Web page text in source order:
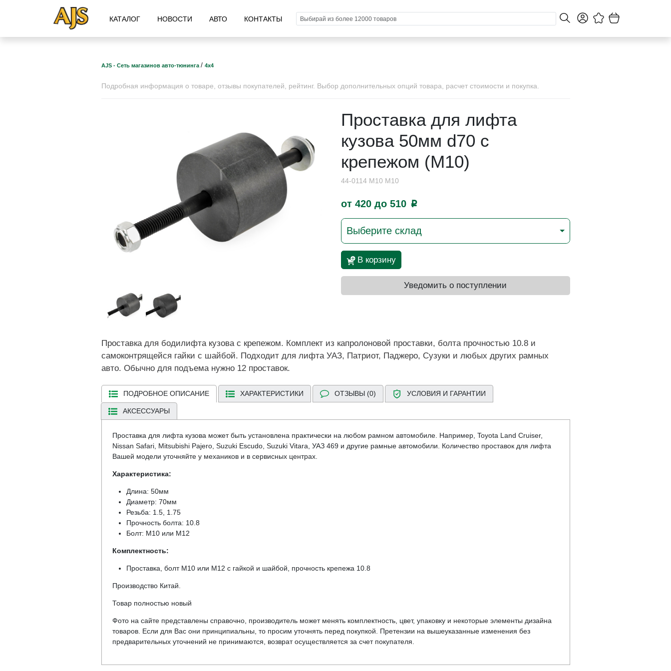
КАТАЛОГ НОВОСТИ АВТО КОНТАКТЫ
AJS - Сеть магазинов авто-тюнинга / 4х4
Подробная информация о товаре, отзывы покупателей, рейтинг. Выбор дополнительных опций товара, расчет стоимости и покупка.
Проставка для лифта
кузова 50мм d70 с
крепежом (М10)
44-0114 M10 М10
от 420 до 510 p
Выберите склад
В корзину
Уведомить о поступлении
Проставка для бодилифта кузова с крепежом. Комплект из капролоновой проставки, болта прочностью 10.8 и
самоконтрящейся гайки с шайбой. Подходит для лифта УАЗ, Патриот, Паджеро, Сузуки и любых других рамных
авто. Обычно для подъема нужно 12 проставок.
ПОДРОБНОЕ ОПИСАНИЕ ХАРАКТЕРИСТИКИ ОТЗЫВЫ (0) УСЛОВИЯ И ГАРАНТИИ
АКСЕССУАРЫ
Проставка для лифта кузова может быть установлена практически на любом рамном автомобиле. Например, Toyota Land Cruiser,
Nissan Safari, Mitsubishi Pajero, Suzuki Escudo, Suzuki Vitara, УАЗ 469 и другие рамные автомобили. Количество проставок для лифта
Вашей модели уточняйте у механиков и в сервисных центрах.
Характеристика:
Длина: 50мм
Диаметр: 70мм
Резьба: 1.5, 1.75
Прочность болта: 10.8
Болт: М10 или М12
Комплектность:
Проставка, болт М10 или М12 с гайкой и шайбой, прочность крепежа 10.8
Производство Китай.
Товар полностью новый
Фото на сайте представлены справочно, производитель может менять комплектность, цвет, упаковку и некоторые элементы дизайна
товаров. Если для Вас они принципиальны, то просим уточнять перед покупкой. Претензии на вышеуказанные изменения без
предварительных уточнений не принимаются, возврат осуществляется за счет покупателя.